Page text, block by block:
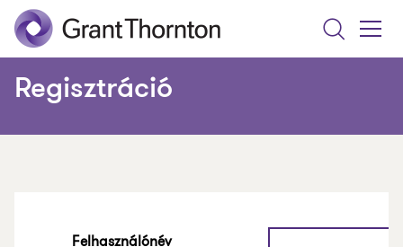
Search
Menu
Regisztráció
Felhasználónév